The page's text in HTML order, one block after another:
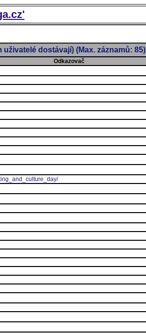
dostávají) (Max. záznamů: 85)
Odkazovač